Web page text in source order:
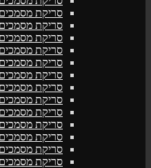
סריקת
סריקת מסמכים
סריקת מסמכים
סריקת מסמכים
סריקת
סריקת מסמכים
סריקת
סריקת
סריקת
סריקת
סריקת
סריקת
סריקת